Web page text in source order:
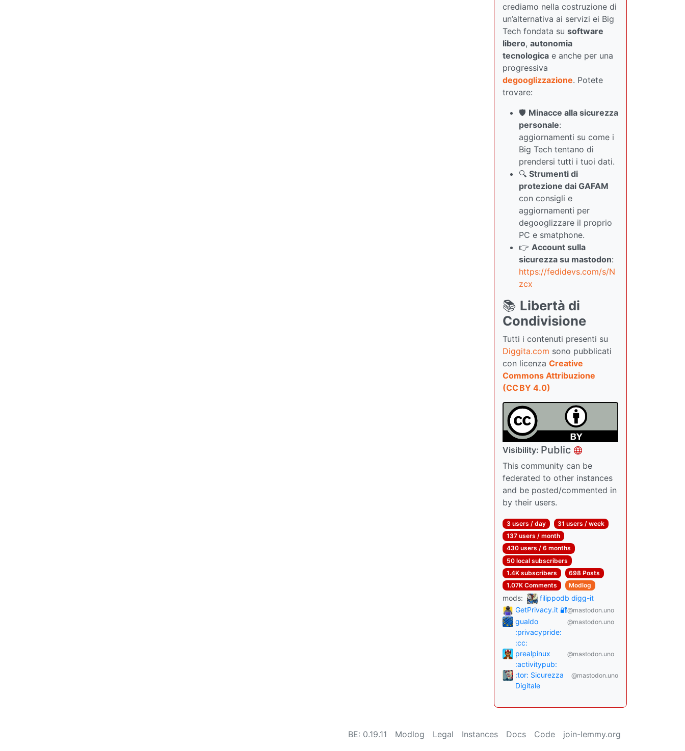
crediamo nella costruzione di
un’alternativa ai servizi ei Big
Tech fondata su software
libero, autonomia
tecnologica e anche per una
progressiva
degooglizzazione. Potete
trovare:
🛡️ Minacce alla sicurezza
personale:
aggiornamenti su come i
Big Tech tentano di
prendersi tutti i tuoi dati.
🔍 Strumenti di
protezione dai GAFAM
con consigli e
aggiornamenti per
degooglizzare il proprio
PC e smatphone.
👉 Account sulla
sicurezza su mastodon:
https://fedidevs.com/s/N
zcx
📚 Libertà di
Condivisione
Tutti i contenuti presenti su
Diggita.com sono pubblicati
con licenza Creative
Commons Attribuzione
(CC BY 4.0)
Visibility: Public
This community can be
federated to other instances
and be posted/commented in
by their users.
3 users / day
31 users / week
137 users / month
430 users / 6 months
50 local subscribers
1.4K subscribers
698 Posts
1.07K Comments
Modlog
mods:
filippodb digg-it
GetPrivacy.it 🔐@mastodon.uno
gualdo
:privacypride:
:cc:
@mastodon.uno
prealpinux
:activitypub:
@mastodon.uno
:tor: Sicurezza
Digitale
@mastodon.uno
BE: 0.19.11 Modlog Legal Instances Docs Code join-lemmy.org